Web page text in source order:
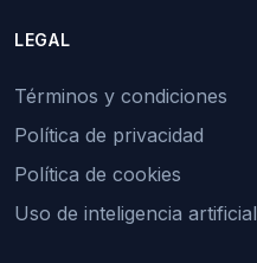
LEGAL
Términos y condiciones
Política de privacidad
Política de cookies
Uso de inteligencia artificial